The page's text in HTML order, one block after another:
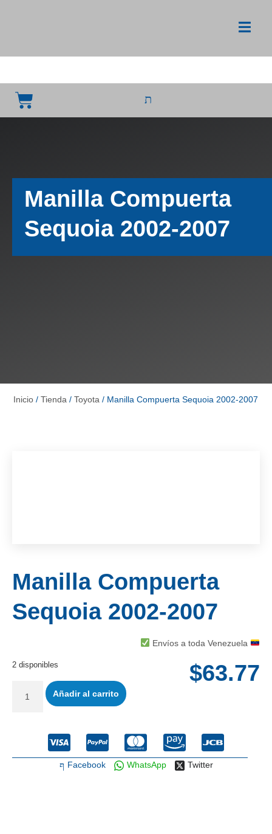
Manilla Compuerta
Sequoia 2002-2007
Inicio / Tienda / Toyota / Manilla Compuerta Sequoia 2002-2007
Manilla Compuerta
Sequoia 2002-2007
Envíos a toda Venezuela
$63.77
2 disponibles
Añadir al carrito
Facebook WhatsApp Twitter